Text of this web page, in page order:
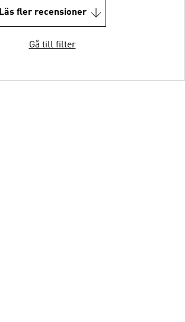
Läs fler recensioner
Gå till filter